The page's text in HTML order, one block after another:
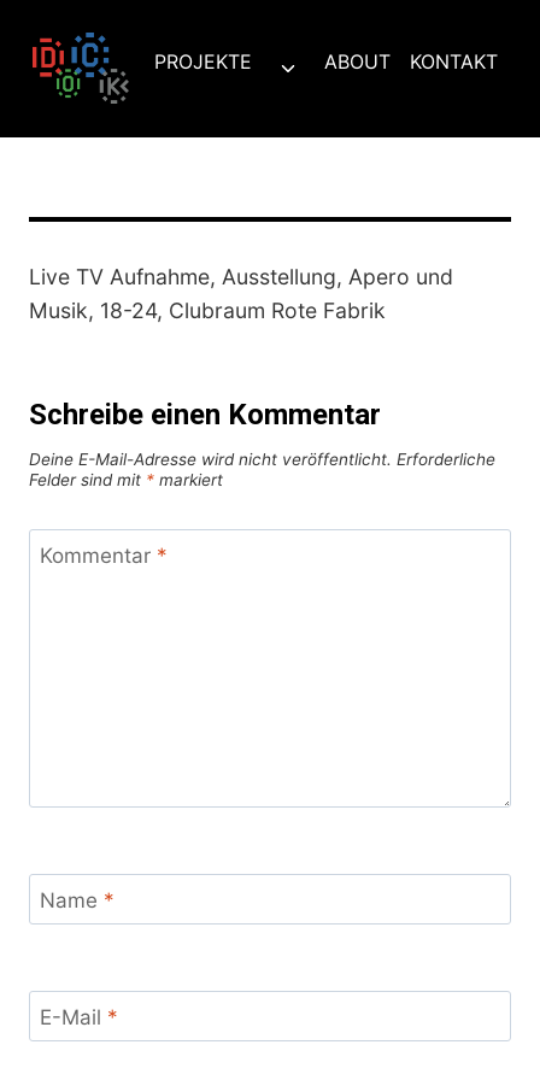
Inhalt
springen
PROJEKTE
Untermenü
ABOUT KONTAKT
Live TV Aufnahme, Ausstellung, Apero und
Musik, 18-24, Clubraum Rote Fabrik
Schreibe einen Kommentar
Deine E-Mail-Adresse wird nicht veröffentlicht. Erforderliche
Felder sind mit * markiert
Kommentar *
Name *
E-Mail *